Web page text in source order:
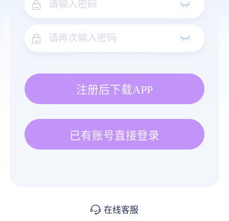
注册后下载APP
已有账号直接登录
在线客服